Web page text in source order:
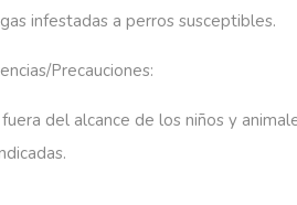
infestadas a perros susceptibles.
Precauciones:
del alcance de los niños y